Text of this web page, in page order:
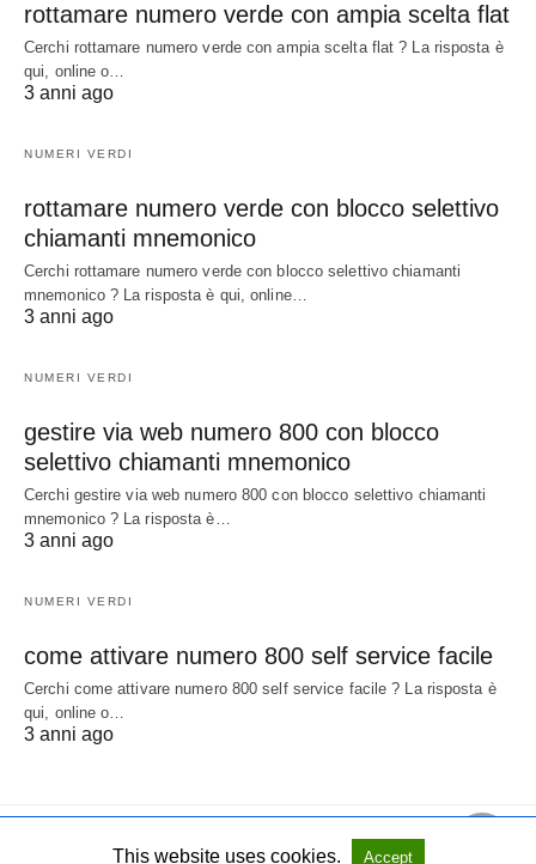
rottamare numero verde con ampia scelta flat
Cerchi rottamare numero verde con ampia scelta flat ? La risposta è
qui, online o…
3 anni ago
NUMERI VERDI
rottamare numero verde con blocco selettivo
chiamanti mnemonico
Cerchi rottamare numero verde con blocco selettivo chiamanti
mnemonico ? La risposta è qui, online…
3 anni ago
NUMERI VERDI
gestire via web numero 800 con blocco
selettivo chiamanti mnemonico
Cerchi gestire via web numero 800 con blocco selettivo chiamanti
mnemonico ? La risposta è…
3 anni ago
NUMERI VERDI
come attivare numero 800 self service facile
Cerchi come attivare numero 800 self service facile ? La risposta è
qui, online o…
3 anni ago
All Rights Reserved View Non-AMP Version
This website uses cookies. Accept